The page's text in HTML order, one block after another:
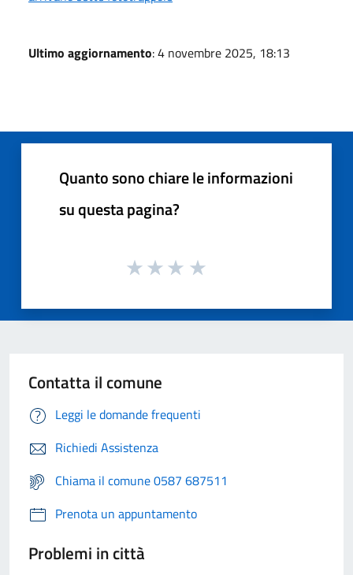
Ultimo aggiornamento: 4 novembre 2025, 18:13
Quanto sono chiare le informazioni
su questa pagina?
Contatta il comune
Leggi le domande frequenti
Richiedi Assistenza
Chiama il comune 0587 687511
Prenota un appuntamento
Problemi in città